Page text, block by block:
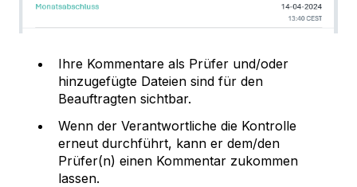
Ihre Kommentare als Prüfer und/oder
hinzugefügte Dateien sind für den
Beauftragten sichtbar.
Wenn der Verantwortliche die Kontrolle
erneut durchführt, kann er dem/den
Prüfer(n) einen Kommentar zukommen
lassen.